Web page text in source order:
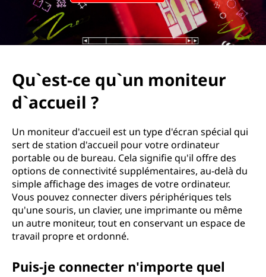
Qu`est-ce qu`un moniteur
d`accueil ?
Un moniteur d'accueil est un type d'écran spécial qui
sert de station d'accueil pour votre ordinateur
portable ou de bureau. Cela signifie qu'il offre des
options de connectivité supplémentaires, au-delà du
simple affichage des images de votre ordinateur.
Vous pouvez connecter divers périphériques tels
qu'une souris, un clavier, une imprimante ou même
un autre moniteur, tout en conservant un espace de
travail propre et ordonné.
Puis-je connecter n'importe quel